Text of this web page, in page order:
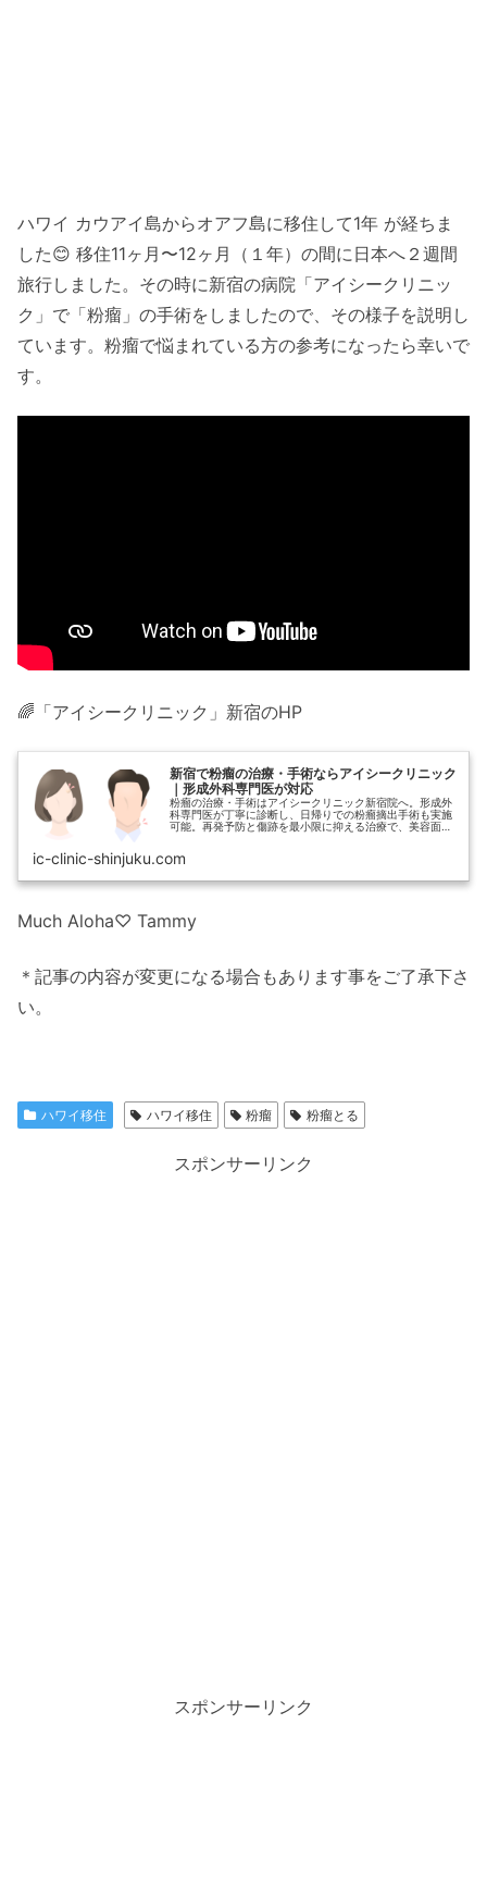
ハワイ カウアイ島からオアフ島に移住して1年 が経ちま
した😊 移住11ヶ月〜12ヶ月（１年）の間に日本へ２週間
旅行しました。その時に新宿の病院「アイシークリニッ
ク」で「粉瘤」の手術をしましたので、その様子を説明し
ています。粉瘤で悩まれている方の参考になったら幸いで
す。
🌈「アイシークリニック」新宿のHP
新宿で粉瘤の治療・手術ならアイシークリニック
｜形成外科専門医が対応
粉瘤の治療・手術はアイシークリニック新宿院へ。形成外
科専門医が丁寧に診断し、日帰りでの粉瘤摘出手術も実施
可能。再発予防と傷跡を最小限に抑える治療で、美容面に
ic-clinic-shinjuku.com
Much Aloha♡ Tammy
＊記事の内容が変更になる場合もあります事をご了承下さ
い。
ハワイ移住 ハワイ移住 粉瘤 粉瘤とる
スポンサーリンク
スポンサーリンク